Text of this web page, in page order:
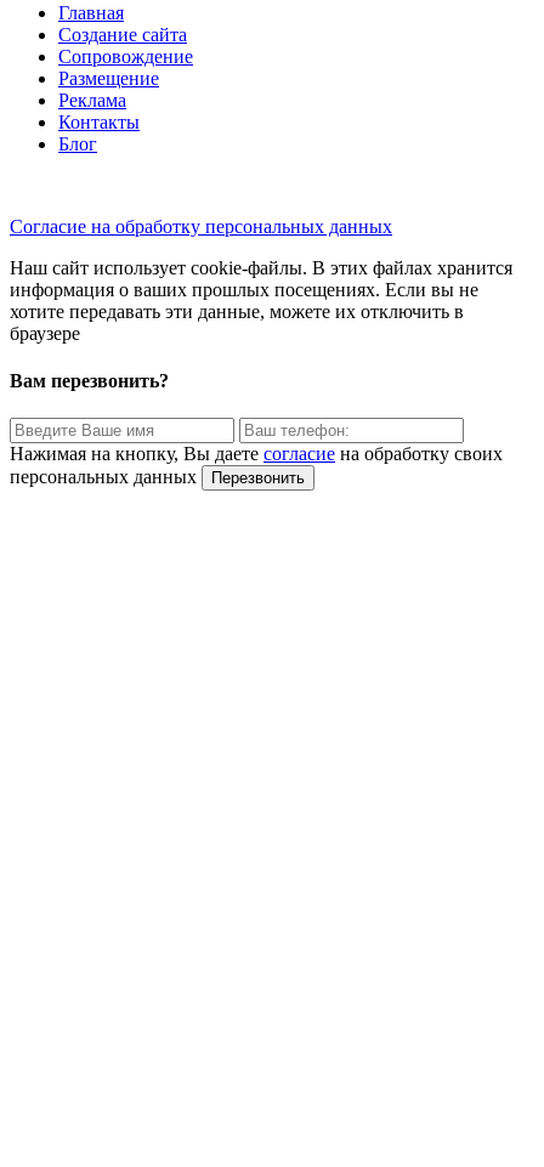
Главная
Создание сайта
Сопровождение
Размещение
Реклама
Контакты
Блог
Согласие на обработку персональных данных
Наш сайт использует cookie-файлы. В этих файлах хранится
информация о ваших прошлых посещениях. Если вы не
хотите передавать эти данные, можете их отключить в
браузере
Вам перезвонить?
Нажимая на кнопку, Вы даете согласие на обработку своих
персональных данных
Перезвонить